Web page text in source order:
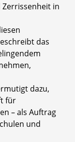
in
das
dazu,
für
– als Auftrag
und